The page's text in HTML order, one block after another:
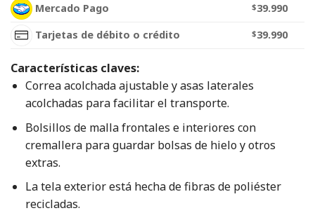
Mercado Pago $39.990
Tarjetas de débito o crédito
$39.990
Características claves:
Correa acolchada ajustable y asas laterales
acolchadas para facilitar el transporte.
Bolsillos de malla frontales e interiores con
cremallera para guardar bolsas de hielo y otros
extras.
La tela exterior está hecha de fibras de poliéster
recicladas.